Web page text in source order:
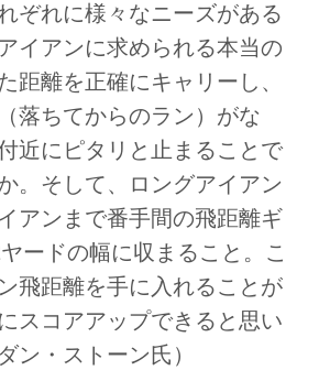
ぞれに様々なニーズがある
イアンに求められる本当の
距離を正確にキャリーし、
落ちてからのラン）がな
近にピタリと止まることで
。そして、ロングアイアン
アンまで番手間の飛距離ギ
ードの幅に収まること。こ
飛距離を手に入れることが
スコアアップできると思い
ン・ストーン氏）